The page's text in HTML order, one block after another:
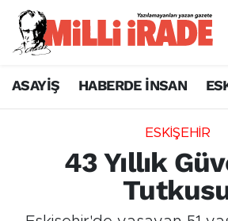
ASAYİŞ HABERDE İNSAN
ESKİŞEHİR
43 Yıllık